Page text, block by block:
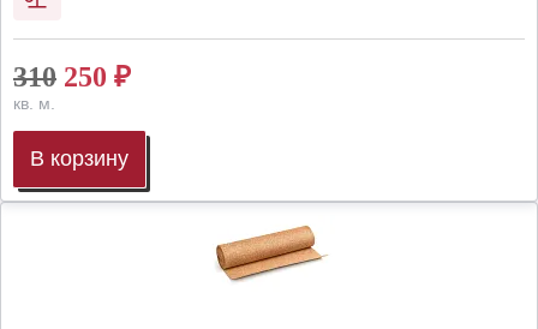
310 250 ₽
кв. м.
В корзину